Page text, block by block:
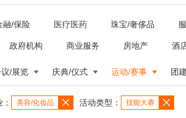
融/保险 医疗医药 珠宝/奢侈品
政府机构 商业服务 房地产 酒
/展览 庆典/仪式 运动/赛事 团
美容/化妆品 活动类型： 技能大赛